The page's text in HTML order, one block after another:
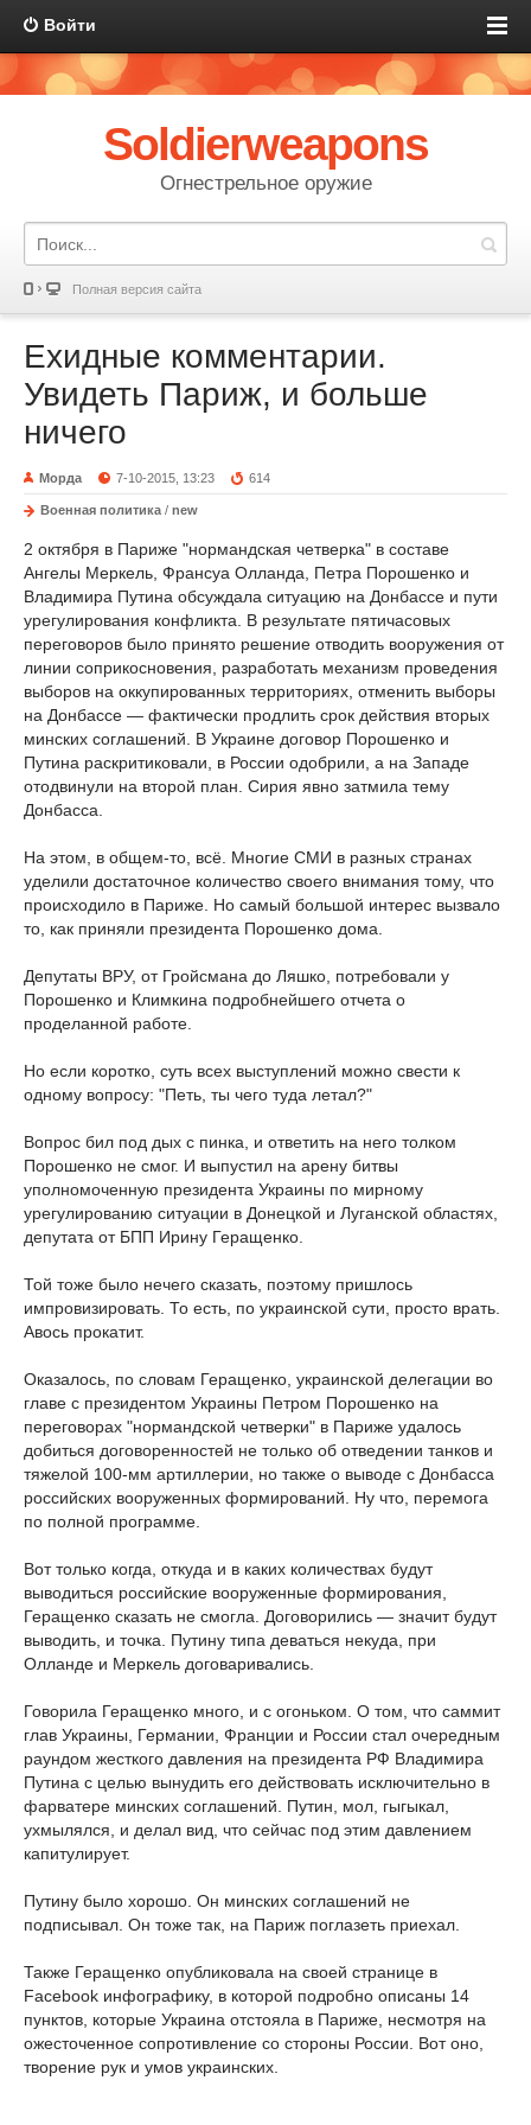
Войти
Soldierweapons
Огнестрельное оружие
Полная версия сайта
Ехидные комментарии.
Увидеть Париж, и больше
ничего
Морда 7-10-2015, 13:23 614
Военная политика / new
2 октября в Париже "нормандская четверка" в составе
Ангелы Меркель, Франсуа Олланда, Петра Порошенко и
Владимира Путина обсуждала ситуацию на Донбассе и пути
урегулирования конфликта. В результате пятичасовых
переговоров было принято решение отводить вооружения от
линии соприкосновения, разработать механизм проведения
выборов на оккупированных территориях, отменить выборы
на Донбассе — фактически продлить срок действия вторых
минских соглашений. В Украине договор Порошенко и
Путина раскритиковали, в России одобрили, а на Западе
отодвинули на второй план. Сирия явно затмила тему
Донбасса.
На этом, в общем-то, всё. Многие СМИ в разных странах
уделили достаточное количество своего внимания тому, что
происходило в Париже. Но самый большой интерес вызвало
то, как приняли президента Порошенко дома.
Депутаты ВРУ, от Гройсмана до Ляшко, потребовали у
Порошенко и Климкина подробнейшего отчета о
проделанной работе.
Но если коротко, суть всех выступлений можно свести к
одному вопросу: "Петь, ты чего туда летал?"
Вопрос бил под дых с пинка, и ответить на него толком
Порошенко не смог. И выпустил на арену битвы
уполномоченную президента Украины по мирному
урегулированию ситуации в Донецкой и Луганской областях,
депутата от БПП Ирину Геращенко.
Той тоже было нечего сказать, поэтому пришлось
импровизировать. То есть, по украинской сути, просто врать.
Авось прокатит.
Оказалось, по словам Геращенко, украинской делегации во
главе с президентом Украины Петром Порошенко на
переговорах "нормандской четверки" в Париже удалось
добиться договоренностей не только об отведении танков и
тяжелой 100-мм артиллерии, но также о выводе с Донбасса
российских вооруженных формирований. Ну что, перемога
по полной программе.
Вот только когда, откуда и в каких количествах будут
выводиться российские вооруженные формирования,
Геращенко сказать не смогла. Договорились — значит будут
выводить, и точка. Путину типа деваться некуда, при
Олланде и Меркель договаривались.
Говорила Геращенко много, и с огоньком. О том, что саммит
глав Украины, Германии, Франции и России стал очередным
раундом жесткого давления на президента РФ Владимира
Путина с целью вынудить его действовать исключительно в
фарватере минских соглашений. Путин, мол, гыгыкал,
ухмылялся, и делал вид, что сейчас под этим давлением
капитулирует.
Путину было хорошо. Он минских соглашений не
подписывал. Он тоже так, на Париж поглазеть приехал.
Также Геращенко опубликовала на своей странице в
Facebook инфографику, в которой подробно описаны 14
пунктов, которые Украина отстояла в Париже, несмотря на
ожесточенное сопротивление со стороны России. Вот оно,
творение рук и умов украинских.